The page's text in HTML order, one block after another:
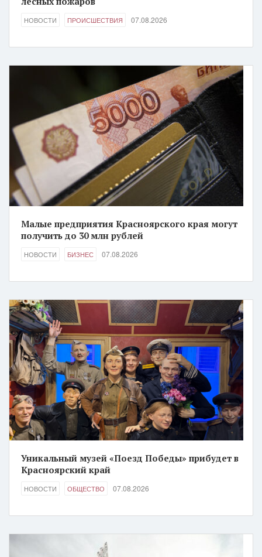
НОВОСТИ ПРОИСШЕСТВИЯ 07.08.2026
Малые предприятия Красноярского края могут
получить до 30 млн рублей
НОВОСТИ БИЗНЕС 07.08.2026
Уникальный музей «Поезд Победы» прибудет в
Красноярский край
НОВОСТИ ОБЩЕСТВО 07.08.2026